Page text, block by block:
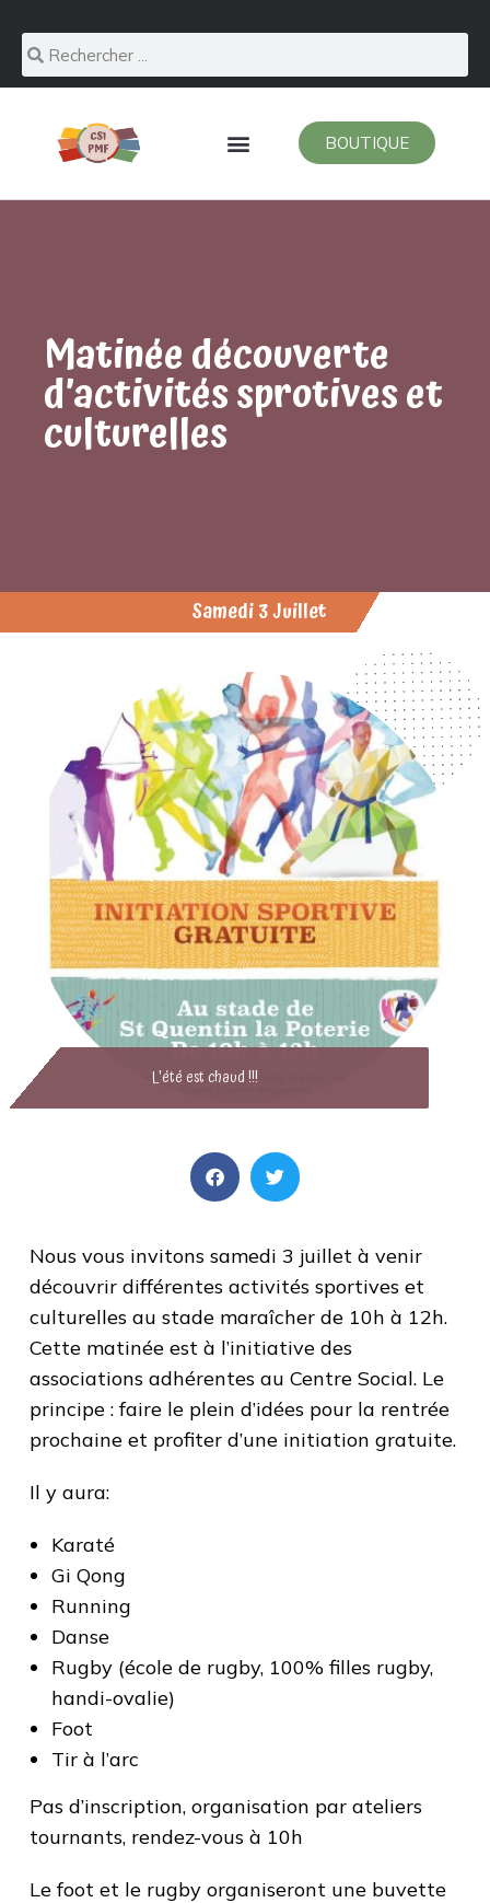
BOUTIQUE
Matinée découverte
d’activités sprotives et
culturelles
Samedi 3 Juillet
L'été est chaud !!!
Nous vous invitons samedi 3 juillet à venir
découvrir différentes activités sportives et
culturelles au stade maraîcher de 10h à 12h.
Cette matinée est à l’initiative des
associations adhérentes au Centre Social. Le
principe : faire le plein d’idées pour la rentrée
prochaine et profiter d’une initiation gratuite.
Il y aura:
Karaté
Gi Qong
Running
Danse
Rugby (école de rugby, 100% filles rugby,
handi-ovalie)
Foot
Tir à l’arc
Pas d’inscription, organisation par ateliers
tournants, rendez-vous à 10h
Le foot et le rugby organiseront une buvette